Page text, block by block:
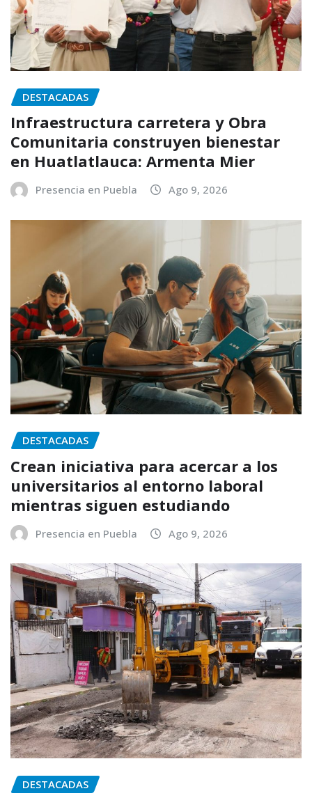
DESTACADAS
Infraestructura carretera y Obra
Comunitaria construyen bienestar
en Huatlatlauca: Armenta Mier
Presencia en Puebla Ago 9, 2026
DESTACADAS
Crean iniciativa para acercar a los
universitarios al entorno laboral
mientras siguen estudiando
Presencia en Puebla Ago 9, 2026
DESTACADAS